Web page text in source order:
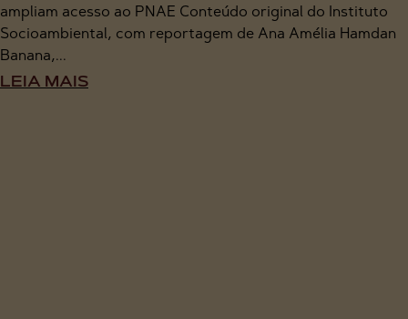
ampliam acesso ao PNAE Conteúdo original do Instituto
Socioambiental, com reportagem de Ana Amélia Hamdan
Banana,...
LEIA MAIS